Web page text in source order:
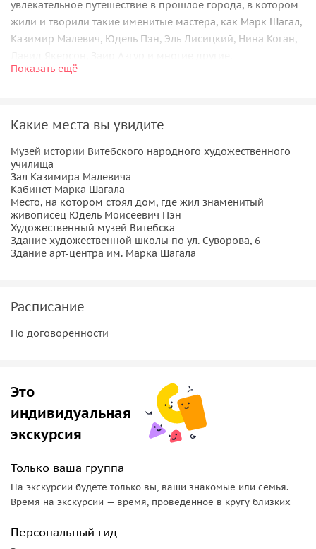
увлекательное путешествие в прошлое города, в котором
жили и творили такие именитые мастера, как Марк Шагал,
Казимир Малевич, Юдель Пэн, Эль Лисицкий, Нина Коган,
работали в здании постройки 1913 года. В 1918 году
здание было национализировано и передано для нужд
Витебского народного художественного училища, в
котором работала школа УНОВИС.
В ходе экскурсии туристы посетят зал Казимира Малевича,
кабинет Марка Шагала, окунутся в атмосферу творчества
представителей супрематизма. Далее туристы посетят
место, на котором стоял дом, где жил знаменитый
Моисеевич Пэн.
Не останется без внимания туристов здание
октябре 1917 года. На сегодняшний день художественный
музей является филиалом Витебского областного
школы по ул. Суворова, 6 (бывшая Узгорская улица). В
здании бывшего художественного техникума учились
такие выдающиеся деятели культуры и искусства, как
Андрей Бембель, Сергей Селиханов, писатель Василь
Показать ещё
Какие места вы увидите
Музей истории Витебского народного художественного
училища
Зал Казимира Малевича
Кабинет Марка Шагала
Место, на котором стоял дом, где жил знаменитый
живописец Юдель Моисеевич Пэн
Художественный музей Витебска
Здание художественной школы по ул. Суворова, 6
Здание арт-центра им. Марка Шагала
Расписание
По договоренности
Это
индивидуальная
экскурсия
Только ваша группа
На экскурсии будете только вы, ваши знакомые или семья.
Время на экскурсии — время, проведенное в кругу близких
Персональный гид